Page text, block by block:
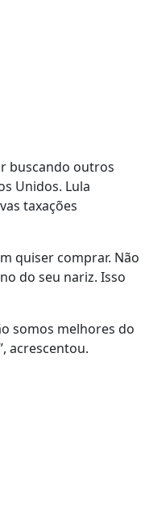
buscando outros
Unidos. Lula
taxações
quiser comprar. Não
do seu nariz. Isso
somos melhores do
acrescentou.